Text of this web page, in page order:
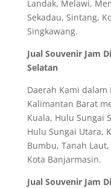
Landak, Melawi,
Sekadau, Sintang,
Singkawang.
Jual Souvenir Jam
Selatan
Daerah Kami
Kalimantan Barat
Kuala, Hulu Sungai
Hulu Sungai Utara,
Bumbu, Tanah
Kota Banjarmasin.
Jual Souvenir Jam